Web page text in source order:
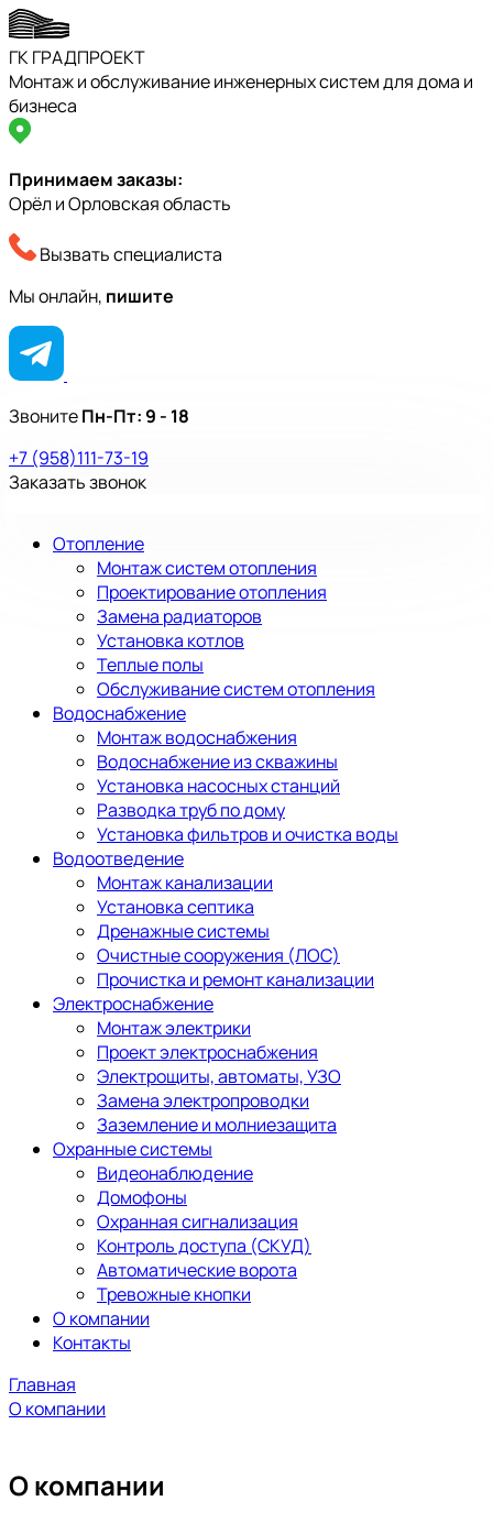
ГК ГРАДПРОЕКТ
Монтаж и обслуживание инженерных систем для дома и
бизнеса
Принимаем заказы:
Орёл и Орловская область
Вызвать специалиста
Мы онлайн, пишите
ЗвонитеПн-Пт:9 - 18
+7 (958)111-73-19
Заказать звонок
Отопление
Монтаж систем отопления
Проектирование отопления
Замена радиаторов
Установка котлов
Теплые полы
Обслуживание систем отопления
Водоснабжение
Монтаж водоснабжения
Водоснабжение из скважины
Установка насосных станций
Разводка труб по дому
Установка фильтров и очистка воды
Водоотведение
Монтаж канализации
Установка септика
Дренажные системы
Очистные сооружения (ЛОС)
Прочистка и ремонт канализации
Электроснабжение
Монтаж электрики
Проект электроснабжения
Электрощиты, автоматы, УЗО
Замена электропроводки
Заземление и молниезащита
Охранные системы
Видеонаблюдение
Домофоны
Охранная сигнализация
Контроль доступа (СКУД)
Автоматические ворота
Тревожные кнопки
О компании
Контакты
Главная
О компании
О компании